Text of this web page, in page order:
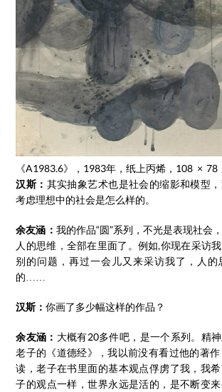
《A1983.6》，1983年，纸上丙烯，108 × 78
汉斯： 其实抽象艺术也是社会的缩影和模型
考虑理想中的社会是怎么样的。
余友涵： 我的作品“圆”系列，不光是表现社会
人的思维，全部在里面了。例如,你现在采访
别的问题，再过一会儿又来采访我了，人的
的……
汉斯：你画了多少幅这样的作品？
余友涵： 大概有20多件吧，是一个系列。精
老子的《道德经》，我以前没有看过他的著
读，老子在书里面的基本观点俘虏了我，我
子的观点一样，世界永远是活的，是不断变